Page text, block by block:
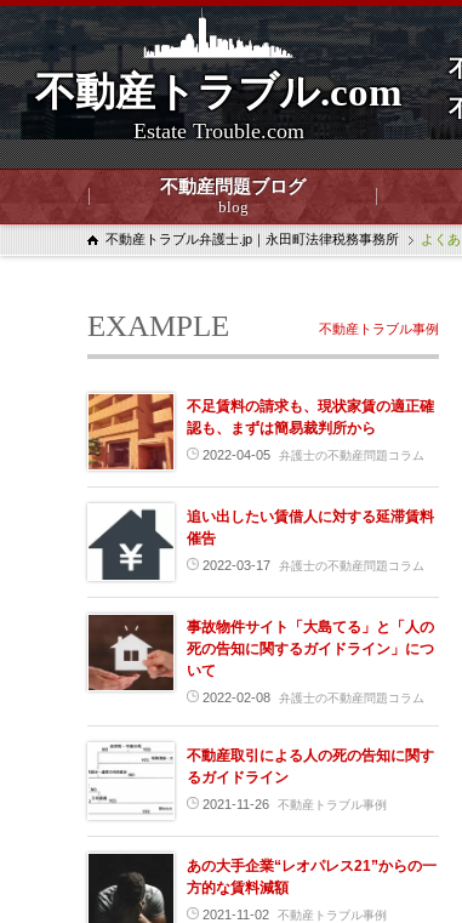
不動産トラブル.com
Estate Trouble.com
不動産問題ブログ
blog
不動産トラブル弁護士.jp｜永田町法律税務事務所 よく
不動産トラブル事例
EXAMPLE
不足賃料の請求も、現状家賃の適正確
認も、まずは簡易裁判所から
2022-04-05 弁護士の不動産問題コラム
追い出したい賃借人に対する延滞賃料
催告
2022-03-17 弁護士の不動産問題コラム
事故物件サイト「大島てる」と「人の
死の告知に関するガイドライン」につ
いて
2022-02-08 弁護士の不動産問題コラム
不動産取引による人の死の告知に関す
るガイドライン
2021-11-26 不動産トラブル事例
あの大手企業“レオパレス21”からの一
方的な賃料減額
2021-11-02 不動産トラブル事例